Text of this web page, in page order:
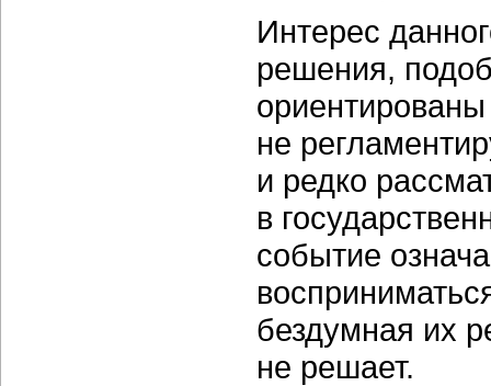
Интерес
решения,
не
и редко
в
событие
бездумная их
не решает.